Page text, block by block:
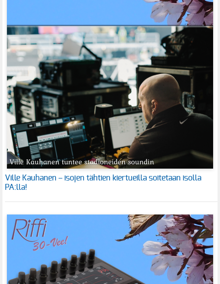
Ville Kauhanen – isojen tähtien kiertueilla soitetaan isolla
PA:lla!